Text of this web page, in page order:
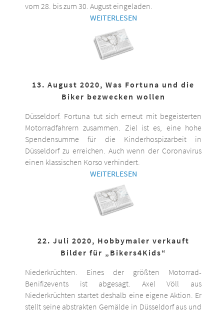
vom 28. bis zum 30. August eingeladen.
WEITERLESEN
13. August 2020, Was Fortuna und die
Biker bezwecken wollen
Düsseldorf. Fortuna tut sich erneut mit begeisterten
Motorradfahrern zusammen. Ziel ist es, eine hohe
Spendensumme für die Kinderhospizarbeit in
Düsseldorf zu erreichen. Auch wenn der Coronavirus
einen klassischen Korso verhindert.
WEITERLESEN
22. Juli 2020, Hobbymaler verkauft
Bilder für „Bikers4Kids“
Niederkrüchten. Eines der größten Motorrad-
Benifizevents ist abgesagt. Axel Völl aus
Niederkrüchten startet deshalb eine eigene Aktion. Er
stellt seine abstrakten Gemälde in Düsseldorf aus und